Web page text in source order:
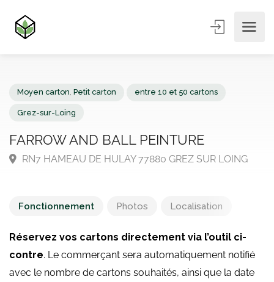
FARROW AND BALL PEINTURE
Fonctionnement Photos Localisation
Réservez vos cartons directement via l’outil ci-
contre. Le commerçant sera automatiquement notifié
avec le nombre de cartons souhaités, ainsi que la date